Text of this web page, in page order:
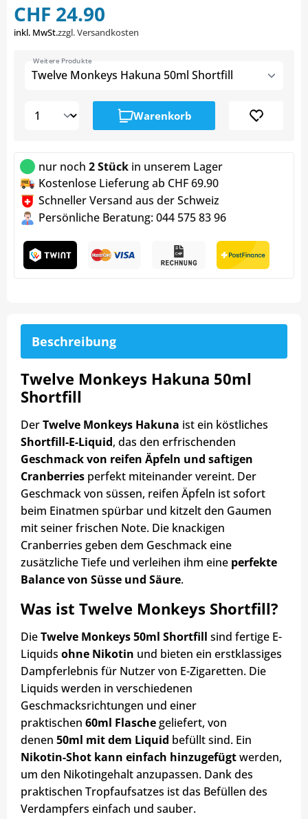
CHF 24.90
inkl. MwSt.zzgl. Versandkosten
Twelve Monkeys Hakuna 50ml Shortfill
Weitere Produkte
Warenkorb
nur noch 2 Stück in unserem Lager
Kostenlose Lieferung ab CHF 69.90
Schneller Versand aus der Schweiz
Persönliche Beratung: 044 575 83 96
Beschreibung
Twelve Monkeys Hakuna 50ml
Shortfill
DerTwelve Monkeys Hakuna ist ein köstliches
Shortfill-E-Liquid, das den erfrischenden
Geschmack von reifen Äpfeln und saftigen
Cranberries perfekt miteinander vereint. Der
Geschmack von süssen, reifen Äpfeln ist sofort
beim Einatmen spürbar und kitzelt den Gaumen
mit seiner frischen Note. Die knackigen
Cranberries geben dem Geschmack eine
zusätzliche Tiefe und verleihen ihm eine perfekte
Balance von Süsse und Säure.
Was ist Twelve Monkeys Shortfill?
DieTwelve Monkeys 50ml Shortfill sind fertige E-
Liquids ohne Nikotin und bieten ein erstklassiges
Dampferlebnis für Nutzer von E-Zigaretten. Die
Liquids werden in verschiedenen
Geschmacksrichtungen und einer
praktischen 60ml Flaschegeliefert, von
denen 50ml mit dem Liquid befüllt sind. Ein
Nikotin-Shot kann einfach hinzugefügtwerden,
um den Nikotingehalt anzupassen. Dank des
praktischen Tropfaufsatzes ist das Befüllen des
Verdampfers einfach und sauber.